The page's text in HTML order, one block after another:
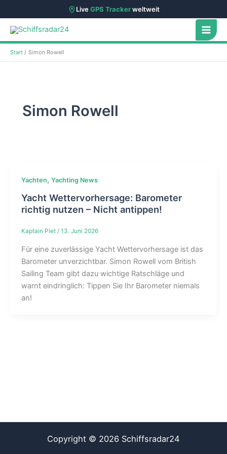
LiveGPS Trackerweltweit
Zum
Inhalt
springen
Start Simon Rowell
Simon Rowell
Yachten, Yachting News
Yacht Wettervorhersage: Barometer
richtig nutzen – Nicht antippen!
Kaptain Piet / 13. Juni 2026
Für eine zuverlässige Yacht Wettervorhersage ist das
Barometer unverzichtbar. Simon Rowell vom British
Sailing Team gibt dazu wichtige Ratschläge und
warnt eindringlich: Tippen Sie Ihr Barometer niemals
an!
Copyright © 2026 Schiffsradar24